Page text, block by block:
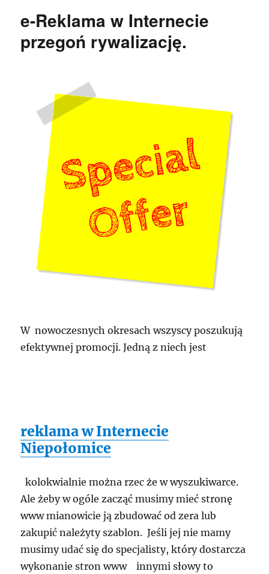
e-Reklama w Internecie
przegoń rywalizację.
W nowoczesnych okresach wszyscy poszukują
efektywnej promocji. Jedną z niech jest
reklama w Internecie
Niepołomice
kolokwialnie można rzec że w wyszukiwarce.
Ale żeby w ogóle zacząć musimy mieć stronę
www mianowicie ją zbudować od zera lub
zakupić należyty szablon. Jeśli jej nie mamy
musimy udać się do specjalisty, który dostarcza
wykonanie stron www innymi słowy to